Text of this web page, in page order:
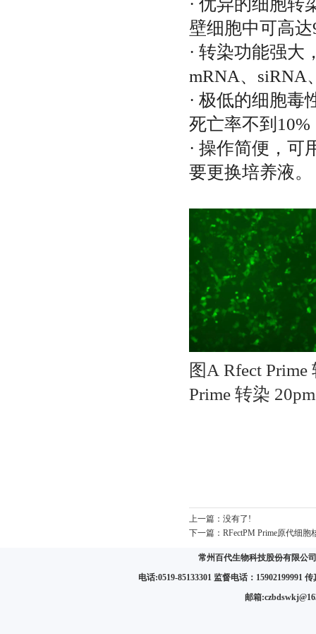
· 优异的细胞转
壁细胞中可高
· 转染功能强大
mRNA、siRNA
· 极低的细胞毒
死亡率不到
· 操作简便，可
要更换培养液。
图A Rfect
Prime 转染
上一篇： 没有了!
下一篇： RFectPM Prime原代细
常州百代生物科技股份有限公
电话:0519-85133301 监督电话：15902199991
邮箱